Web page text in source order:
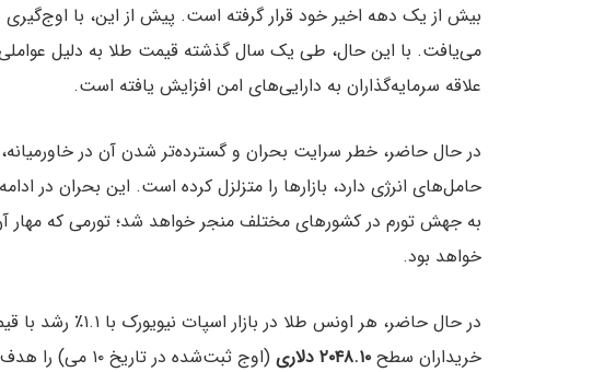
بیش از یک دهه اخیر خود قرار گرفته است. پیش از این، با
می‌یافت. با این حال، طی یک سال گذشته قیمت طلا به دلیل
علاقه سرمایه‌گذاران به دارایی‌های امن افزایش یافته است.
در حال حاضر، خطر سرایت بحران و گسترده‌تر شدن آن در
حامل‌های انرژی دارد، بازارها را متزلزل کرده است. این بحران در
به جهش تورم در کشورهای مختلف منجر خواهد شد؛ تورمی که مهار
خواهد بود.
خریداران سطح
(اوج ثبت‌شده در تاریخ ۱۰ می) را هدف گرفته‌اند.